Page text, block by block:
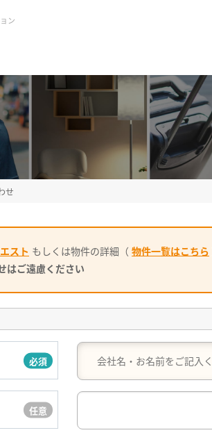
ン
せ
スト もしくは物件の詳細（ 物件一覧はこちら
はご遠慮ください